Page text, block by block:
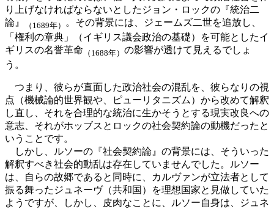
り上げなければならないとしたジョン・ロックの『統治二
論』
（1689年）
。その背景には、ジェームズ二世を追放し、
「権利の章典」（イギリス議会政治の基礎）を可能としたイ
ギリスの名誉革命 （1688年） の影響が透けて見えるでしょ
う。
つまり、彼らが直面した政治社会の混乱を、彼らなりの視
点（機械論的世界観や、ピューリタニズム）から改めて解釈
し直し、それを合理的な統治に生かそうとする現実改良への
意志、それがホッブスとロックの社会契約論の動機だったと
いうことです。
しかし、ルソーの『社会契約論』の背景には、そういった
解釈すべき社会的動乱は存在していませんでした。ルソー
は、自らの故郷であると同時に、カルヴァンが立法者として
振る舞ったジュネーヴ（共和国）を理想国家と見做していた
ようですが、しかし、皮肉なことに、ルソー自身は、ジュネ